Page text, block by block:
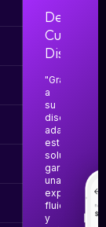
Desde
Cualquier
"Gracias
a
su
diseño
adaptable,
esta
solución
garantiza
una
experiencia
fluida
y